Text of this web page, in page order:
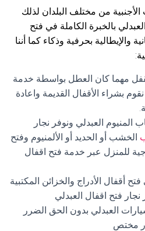
من مختلف البلدان لذلك
بالخبرة الكاملة في فتح
والإيطالية بحرفية وذكاء كما أننا
مهما كان العطل بواسطة خدمة
بشراء الأقفال القديمة واعادة
المنيوم العبدلي ونوفر نجار
الخشب أو الحديد أو الألمنيوم وفتح
للمنزل عبر خدمة فتح اقفال
فتح أقفال الأدراج والخزائن المكتبية
فتح اقفال العبدلي
العبدلي بدون الحق الضرر
مختص